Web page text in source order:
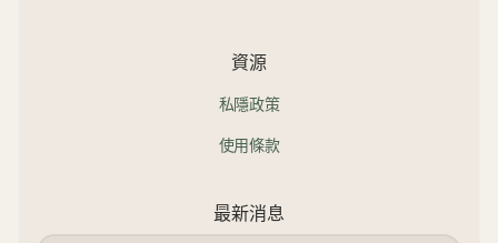
資源
私隱政策
使用條款
最新消息